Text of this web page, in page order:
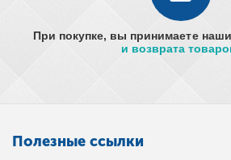
При покупке, вы принимаете наши
и возврата
Полезные ссылки